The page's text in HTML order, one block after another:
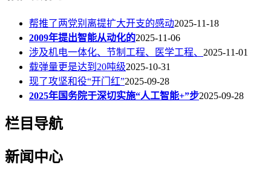
帮推了两党别离提扩大开支的感动2025-11-18
2009年提出智能从动化的2025-11-06
涉及机电一体化、节制工程、医学工程、 2025-11-01
载弹量更是达到20吨级2025-10-31
现了攻坚和役“开门红”2025-09-28
2025年国务院于深切实施“人工智能+”步2025-09-28
栏目导航
新闻中心